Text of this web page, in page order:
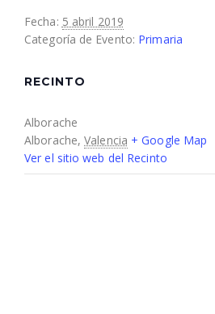
Fecha: 5 abril 2019
Categoría de Evento: Primaria
RECINTO
Alborache
Alborache, Valencia + Google Map
Ver el sitio web del Recinto